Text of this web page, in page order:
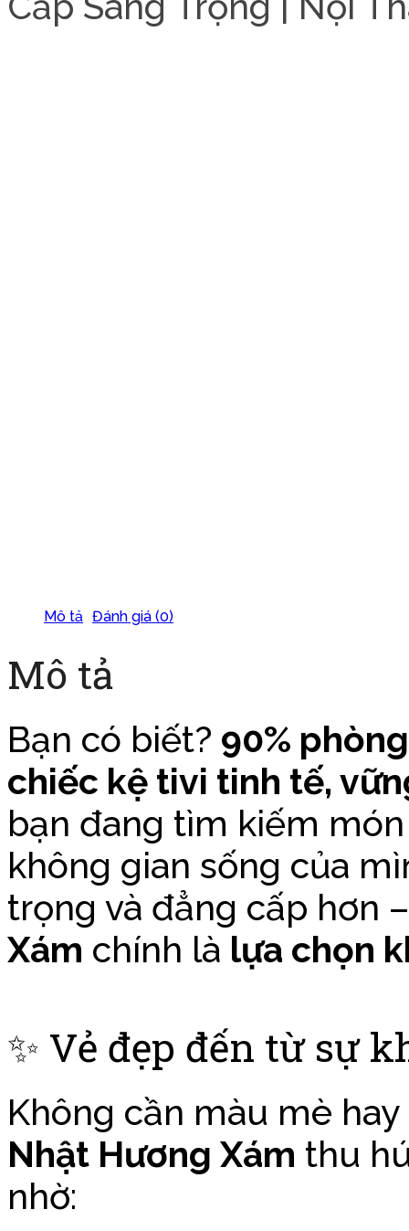
Mô tả Đánh giá (0)
Mô tả
Bạn có biết? 90%
chiếc kệ tivi tinh tế,
bạn đang tìm kiếm
không gian sống của
trọng và đẳng cấp hơn
Xám chính là lựa chọn
✨ Vẻ đẹp đến từ sự
Không cần màu mè
Nhật Hương Xám thu
nhờ: